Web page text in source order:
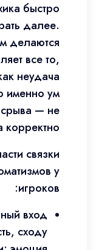
быстро
далее.
делаются
все то,
неудача
именно ум
срыва — не
корректно.
связки
у
игроков:
вход
сходу